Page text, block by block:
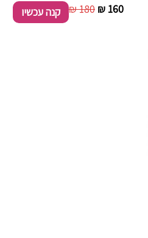
160 ₪
180 ₪ קנה עכשיו